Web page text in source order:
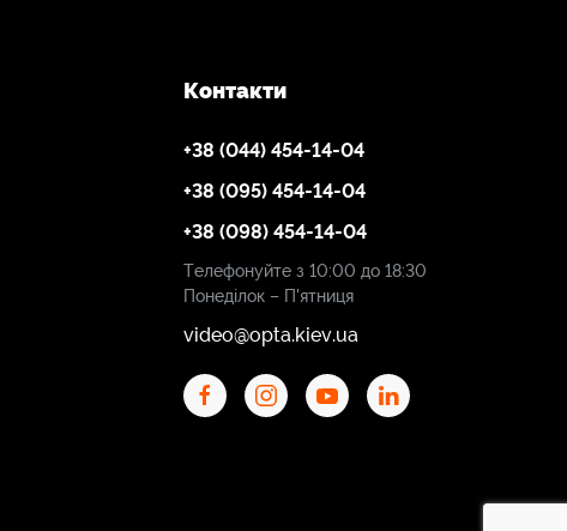
Контакти
+38 (044) 454-14-04
+38 (095) 454-14-04
+38 (098) 454-14-04
Телефонуйте з 10:00 до 18:30
Понеділок – П'ятниця
video@opta.kiev.ua